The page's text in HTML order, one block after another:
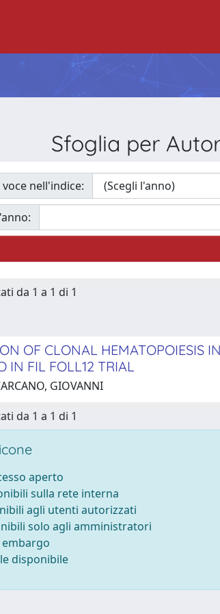
Sfoglia per
voce nell'indice:
da 1 a 1 di 1
OF CLONAL HEMATOPOIESIS
IN FIL FOLL12 TRIAL
GIOVANNI
da 1 a 1 di 1
aperto
sulla rete interna
agli utenti autorizzati
solo agli amministratori
disponibile